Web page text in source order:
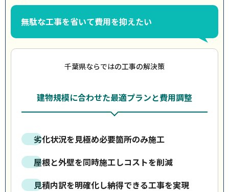
無駄な工事を省いて費用を抑えたい
千葉県ならではの工事の解決策
建物規模に合わせた最適プランと費用調整
劣化状況を見極め必要箇所のみ施工
屋根と外壁を同時施工しコストを削減
見積内訳を明確化し納得できる工事を実現